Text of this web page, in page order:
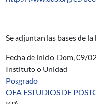
Se adjuntan las bases de la
Fecha de inicio Dom, 09/
Instituto o Unidad
Posgrado
OEA ESTUDIOS DE